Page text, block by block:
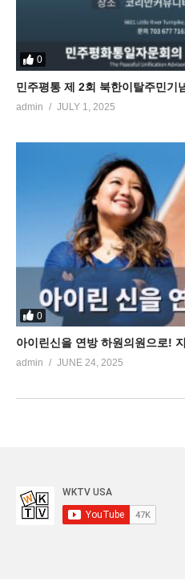
0
민주평통 제 2회 북한이탈주민기
admin JULY 1, 2025
0
아이린신을 연방 하원의원으로!
admin JUNE 24, 2025